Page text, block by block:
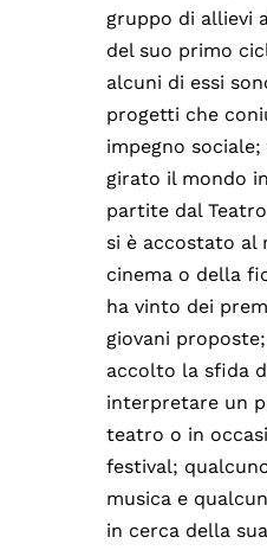
gruppo di allievi
del suo primo
alcuni di essi
progetti che
impegno
girato il mondo
partite dal
si è accostato al
cinema o della
ha vinto dei
giovani
accolto la sfida
interpretare un
teatro o in
festival;
musica e
in cerca della